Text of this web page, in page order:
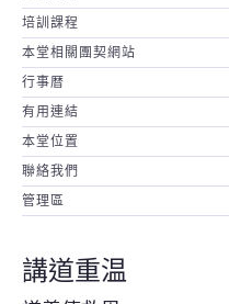
培訓課程
本堂相關團契網站
行事暦
有用連結
本堂位置
聯絡我們
管理區
講道重温